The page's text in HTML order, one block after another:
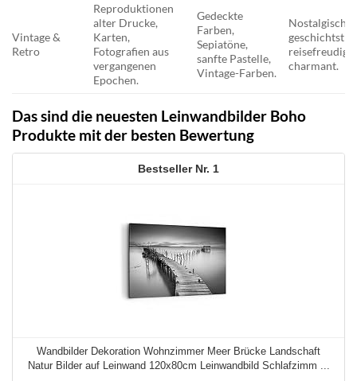
Vintage &
Retro
Reproduktionen
alter Drucke,
Karten,
Fotografien aus
vergangenen
Epochen.
Gedeckte
Farben,
Sepiatöne,
sanfte Pastelle,
Vintage-Farben.
Nostalgisch,
reisefreudig,
charmant.
Das sind die neuesten Leinwandbilder Boho
Produkte mit der besten Bewertung
1
Wandbilder Dekoration Wohnzimmer Meer Brücke Landschaft
Natur Bilder auf Leinwand 120x80cm Leinwandbild Schlafzimm ...